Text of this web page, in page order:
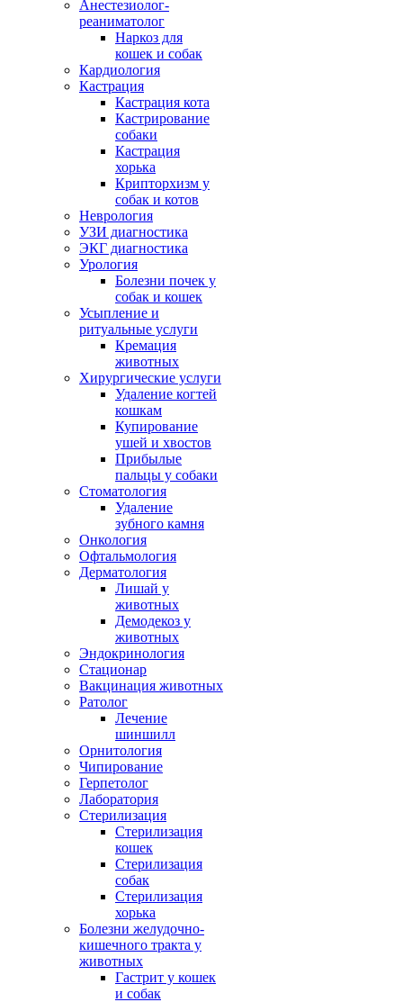
Анестезиолог-
реаниматолог
Наркоз для
кошек и собак
Кардиология
Кастрация
Кастрация кота
Кастрирование
собаки
Кастрация
хорька
Крипторхизм у
собак и котов
Неврология
УЗИ диагностика
ЭКГ диагностика
Урология
Болезни почек у
собак и кошек
Усыпление и
ритуальные услуги
Кремация
животных
Хирургические услуги
Удаление когтей
кошкам
Купирование
ушей и хвостов
Прибылые
пальцы у собаки
Стоматология
Удаление
зубного камня
Онкология
Офтальмология
Дерматология
Лишай у
животных
Демодекоз у
животных
Эндокринология
Стационар
Вакцинация животных
Ратолог
Лечение
шиншилл
Орнитология
Чипирование
Герпетолог
Лаборатория
Стерилизация
Стерилизация
кошек
Стерилизация
собак
Стерилизация
хорька
Болезни желудочно-
кишечного тракта у
животных
Гастрит у кошек
и собак